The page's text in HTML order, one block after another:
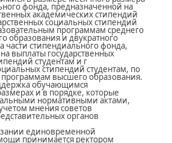
фонда, предназначенной на
академических стипендий
социальных стипендий
программам среднего
образования и двукратного
части стипендиального фонда,
выплаты государственных
студентам и г
стипендий студентам, по
высшего образования.
обучающимся
и в порядке, которые
нормативными актами,
мнения советов
органов
единовременной
принимается ректором